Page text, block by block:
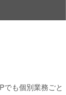
でも個別業務ごと